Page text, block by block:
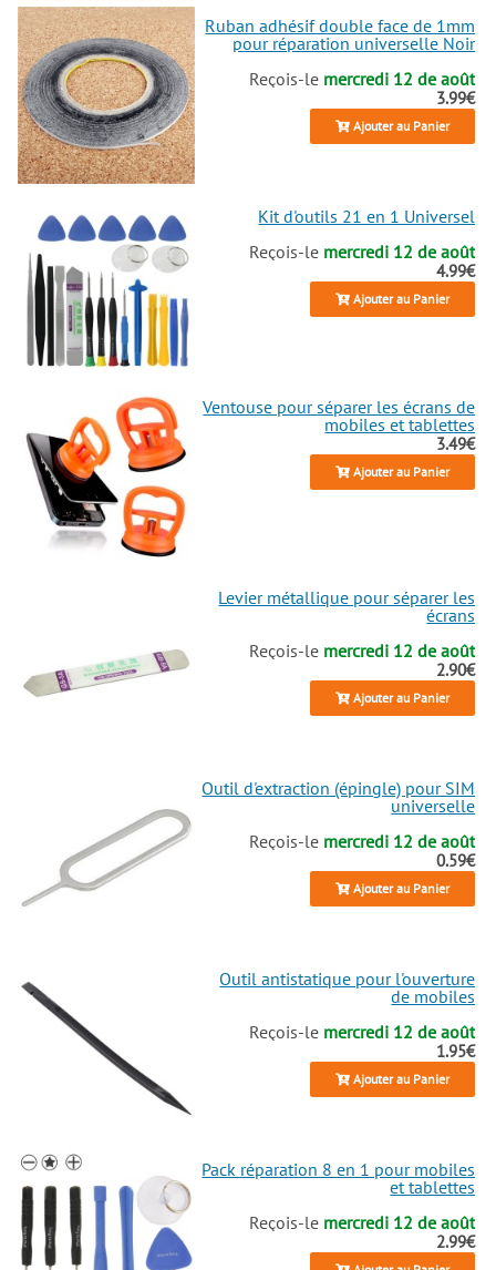
Ruban adhésif double face de 1mm
pour réparation universelle Noir
Reçois-le mercredi 12 de août
3.99€
Ajouter au Panier
Kit d'outils 21 en 1 Universel
Reçois-le mercredi 12 de août
4.99€
Ajouter au Panier
Ventouse pour séparer les écrans de
mobiles et tablettes
3.49€
Ajouter au Panier
Levier métallique pour séparer les
écrans
Reçois-le mercredi 12 de août
2.90€
Ajouter au Panier
Outil d'extraction (épingle) pour SIM
universelle
Reçois-le mercredi 12 de août
0.59€
Ajouter au Panier
Outil antistatique pour l'ouverture
de mobiles
Reçois-le mercredi 12 de août
1.95€
Ajouter au Panier
Pack réparation 8 en 1 pour mobiles
et tablettes
Reçois-le mercredi 12 de août
2.99€